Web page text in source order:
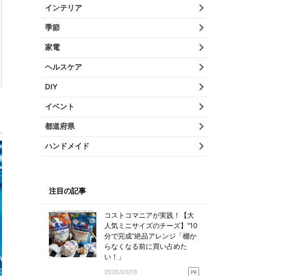
インテリア
季節
家電
ヘルスケア
DIY
イベント
都道府県
ハンドメイド
注目の記事
コストコマニアが実践！【大
人気ミニサイズのチーズ】“10
分で完成”絶品アレンジ「棚か
らなくなる前に買い占めた
い！」
2026/05/19 PR